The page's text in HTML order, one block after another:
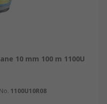
10 mm 100 m 1100U
1100U10R08